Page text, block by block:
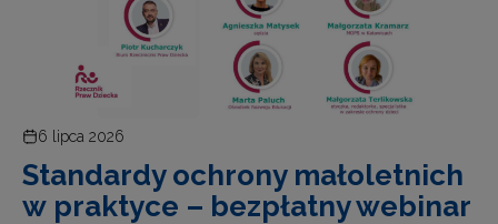
6 lipca 2026
Standardy ochrony małoletnich
w praktyce – bezpłatny webinar